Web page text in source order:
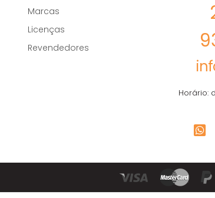
Marcas
Licenças
Revendedores
Horário: